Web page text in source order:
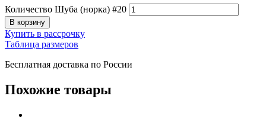
Количество Шуба (норка) #20
В корзину
Купить в рассрочку
Таблица размеров
Бесплатная доставка по России
Похожие товары